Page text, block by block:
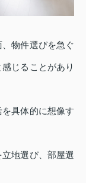
物件選びを急ぐ
じることがあり
具体的に想像す
地選び、部屋選